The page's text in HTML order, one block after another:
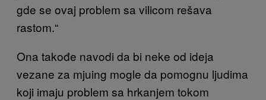
gde se ovaj problem sa vilicom rešava
rastom.“
Ona takođe navodi da bi neke od ideja
vezane za mjuing mogle da pomognu ljudima
koji imaju problem sa hrkanjem tokom